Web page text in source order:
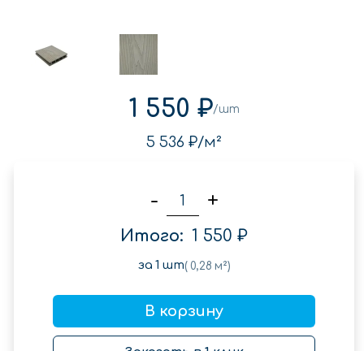
1 550 ₽/шт
5 536 ₽/м²
- +
Итого: 1 550 ₽
за 1 шт( 0,28 м²)
В корзину